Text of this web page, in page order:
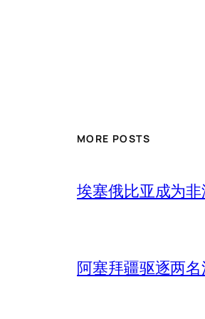
MORE POSTS
埃塞俄比亚成为
阿塞拜疆驱逐两